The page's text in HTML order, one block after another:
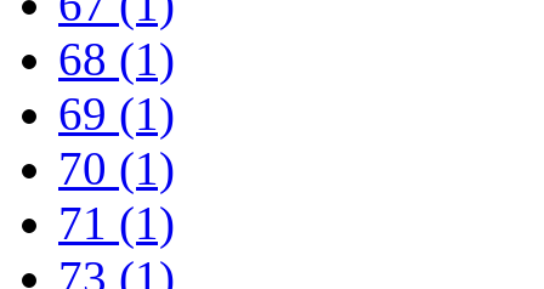
68 (1)
69 (1)
70 (1)
71 (1)
73 (1)